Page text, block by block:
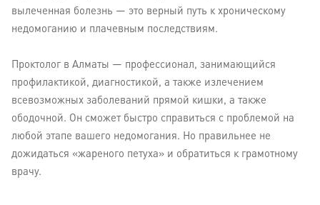
вылеченная болезнь — это верный путь к хроническому
недомоганию и плачевным последствиям.
Проктолог в Алматы — профессионал, занимающийся
профилактикой, диагностикой, а также излечением
всевозможных заболеваний прямой кишки, а также
ободочной. Он сможет быстро справиться с проблемой на
любой этапе вашего недомогания. Но правильнее не
дожидаться «жареного петуха» и обратиться к грамотному
врачу.